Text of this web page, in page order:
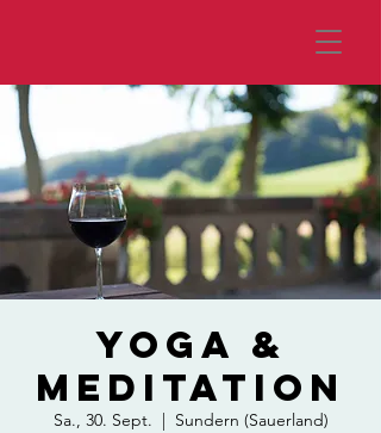
Yoga &
Meditation
Sa., 30. Sept.
  |
Sundern (Sauerland)